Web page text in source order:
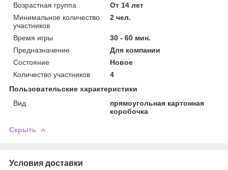
Возрастная группа
От 14 лет
Минимальное количество
участников
2 чел.
Время игры
30 - 60 мин.
Предназначение
Для компании
Состояние
Новое
Количество участников
4
Пользовательские характеристики
Вид
прямоугольная картонная
коробочка
Скрыть
Условия доставки